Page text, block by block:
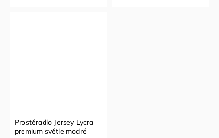
Prostěradlo Jersey Lycra
premium světle modré